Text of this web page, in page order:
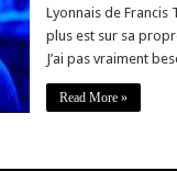
Lyonnais de Francis
plus est sur sa
J’ai pas vraiment
Read More »